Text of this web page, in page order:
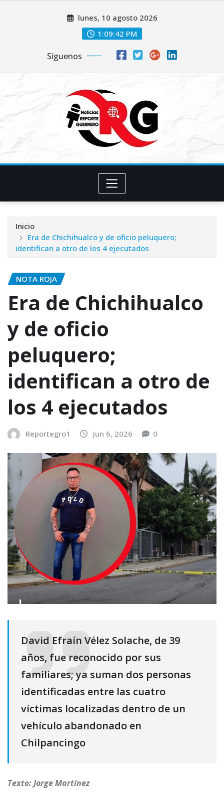
lunes, 10 agosto 2026
1:09:43 PM
Síguenos
Inicio
Era de Chichihualco y de oficio peluquero;
identifican a otro de los 4 ejecutados
NOTA ROJA
Era de Chichihualco
y de oficio
peluquero;
identifican a otro de
los 4 ejecutados
Reportegro1 Jun 6, 2026 0
David Efraín Vélez Solache, de 39
años, fue reconocido por sus
familiares; ya suman dos personas
identificadas entre las cuatro
víctimas localizadas dentro de un
vehículo abandonado en
Chilpancingo
Texto: Jorge Martínez